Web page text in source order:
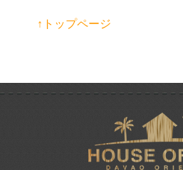
↑トップページ